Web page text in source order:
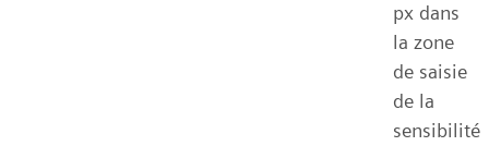
px dans
la zone
de saisie
de la
sensibilité